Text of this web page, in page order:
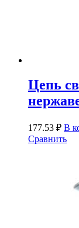
Цепь
177.53 ₽ В
Сравнить